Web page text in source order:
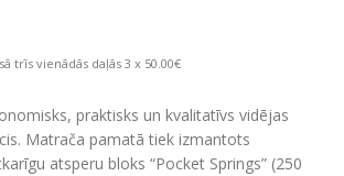
trīs vienādās daļās 3 x 50.00€
praktisks un kvalitatīvs vidējas
Matrača pamatā tiek izmantots
atsperu bloks “Pocket Springs” (250